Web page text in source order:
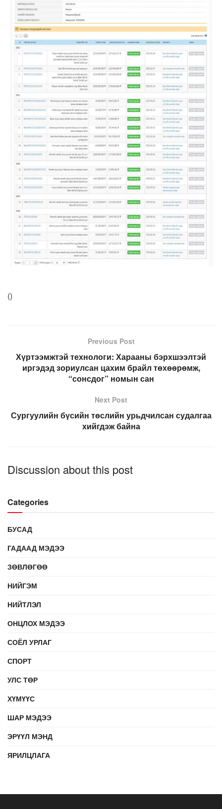
()
Previous Post
Хүртээмжтэй технологи: Харааны бэрхшээлтэй
иргэдэд зориулсан цахим брайл төхөөрөмж,
“сонсдог” номын сан
Next Post
Сургуулийн бүсийн төслийн урьдчилсан судалгаа
хийгдэж байна
Discussion about this post
Categories
БУСАД
ГАДААД МЭДЭЭ
ЗӨВЛӨГӨӨ
НИЙГЭМ
НИЙТЛЭЛ
ОНЦЛОХ МЭДЭЭ
СОЁЛ УРЛАГ
СПОРТ
УЛС ТӨР
ХҮМҮҮС
ШАР МЭДЭЭ
ЭРҮҮЛ МЭНД
ЯРИЛЦЛАГА